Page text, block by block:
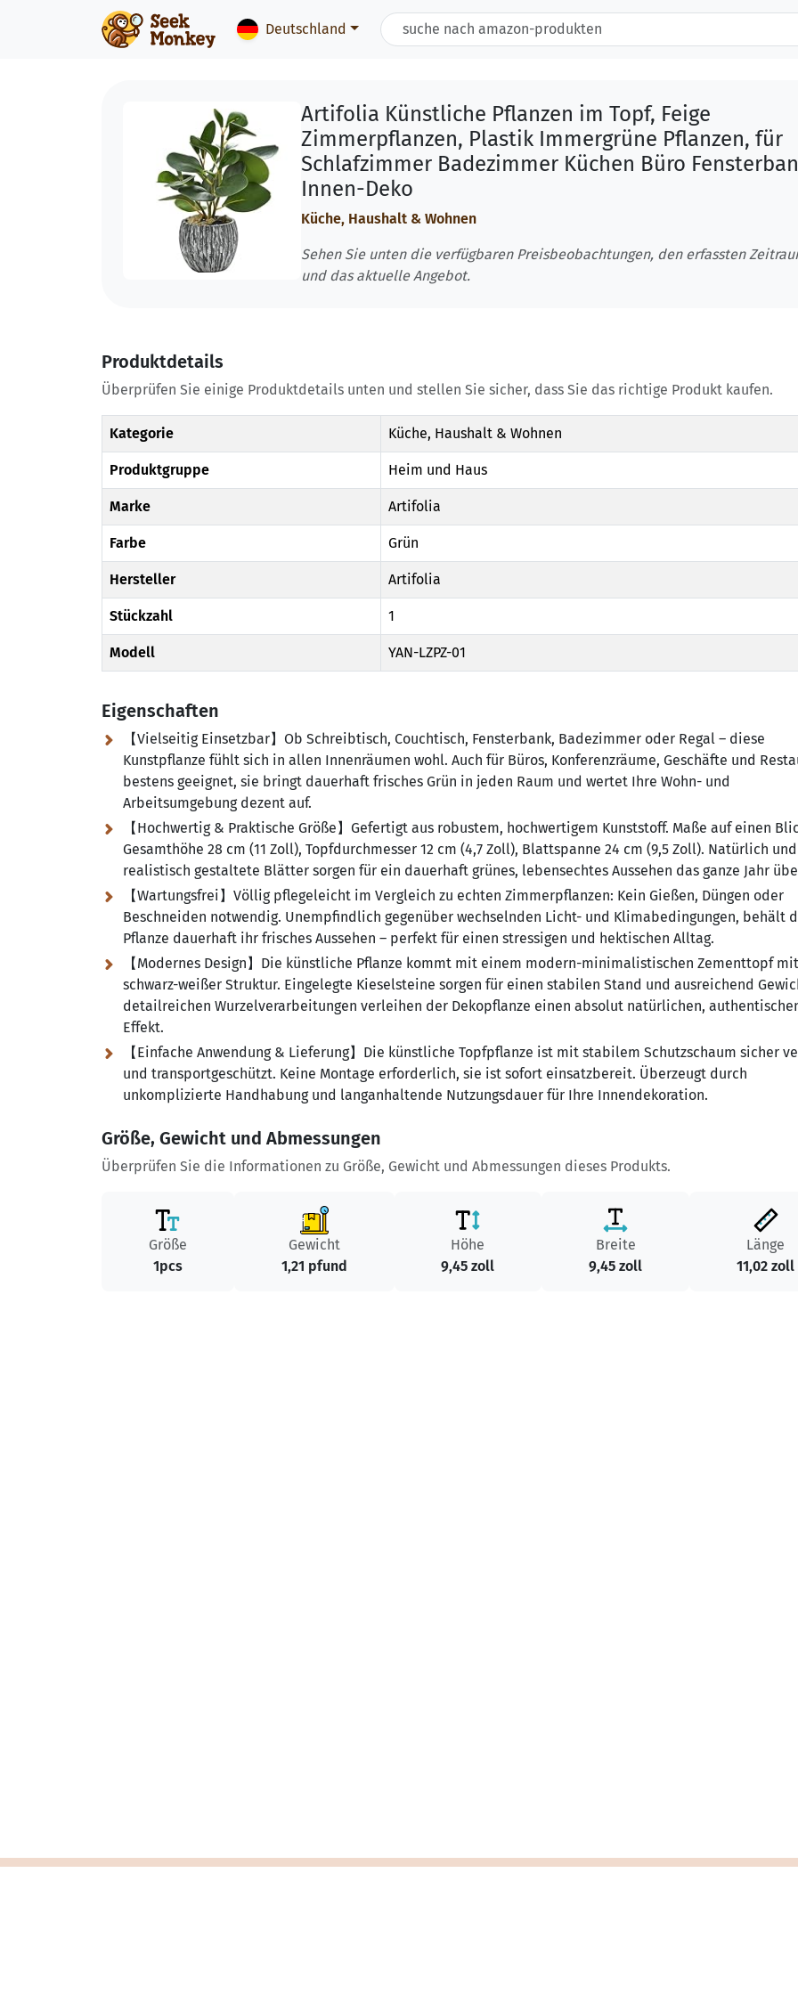
Deutschland
Artifolia Künstliche Pflanzen im Topf, Feige
Zimmerpflanzen, Plastik Immergrüne Pflanzen, für
Schlafzimmer Badezimmer Küchen Büro
Innen-Deko
Küche, Haushalt & Wohnen
Sehen Sie unten die verfügbaren Preisbeobachtungen, den erfassten
und das aktuelle Angebot.
Produktdetails
Überprüfen Sie einige Produktdetails unten und stellen Sie sicher, dass Sie das richtige Produkt kaufen.
Kategorie Küche, Haushalt & Wohnen
Produktgruppe Heim und Haus
Marke Artifolia
Farbe Grün
Hersteller Artifolia
Stückzahl 1
Modell YAN-LZPZ-01
Eigenschaften
【Vielseitig Einsetzbar】Ob Schreibtisch, Couchtisch, Fensterbank, Badezimmer oder Regal – diese
Kunstpflanze fühlt sich in allen Innenräumen wohl. Auch für Büros, Konferenzräume, Geschäfte und
bestens geeignet, sie bringt dauerhaft frisches Grün in jeden Raum und wertet Ihre Wohn- und
Arbeitsumgebung dezent auf.
【Hochwertig & Praktische Größe】Gefertigt aus robustem, hochwertigem Kunststoff. Maße auf einen
Gesamthöhe 28 cm (11 Zoll), Topfdurchmesser 12 cm (4,7 Zoll), Blattspanne 24 cm (9,5 Zoll). Natürlich und
realistisch gestaltete Blätter sorgen für ein dauerhaft grünes, lebensechtes Aussehen das ganze Jahr
【Wartungsfrei】Völlig pflegeleicht im Vergleich zu echten Zimmerpflanzen: Kein Gießen, Düngen oder
Beschneiden notwendig. Unempfindlich gegenüber wechselnden Licht- und Klimabedingungen, behält
Pflanze dauerhaft ihr frisches Aussehen – perfekt für einen stressigen und hektischen Alltag.
【Modernes Design】Die künstliche Pflanze kommt mit einem modern-minimalistischen Zementtopf
schwarz-weißer Struktur. Eingelegte Kieselsteine sorgen für einen stabilen Stand und ausreichend
detailreichen Wurzelverarbeitungen verleihen der Dekopflanze einen absolut natürlichen,
Effekt.
【Einfache Anwendung & Lieferung】Die künstliche Topfpflanze ist mit stabilem Schutzschaum sicher
und transportgeschützt. Keine Montage erforderlich, sie ist sofort einsatzbereit. Überzeugt durch
unkomplizierte Handhabung und langanhaltende Nutzungsdauer für Ihre Innendekoration.
Größe, Gewicht und Abmessungen
Überprüfen Sie die Informationen zu Größe, Gewicht und Abmessungen dieses Produkts.
Größe
1pcs
Gewicht
1,21 pfund
Höhe
9,45 zoll
Breite
9,45 zoll
Länge
11,02 zoll